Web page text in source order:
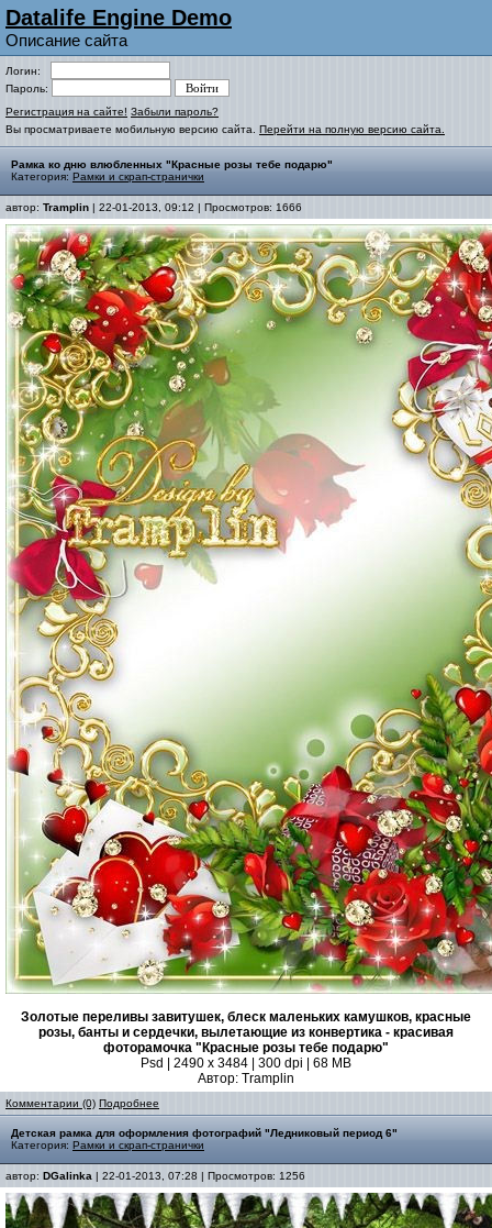
Datalife Engine Demo
Описание сайта
Логин:
Пароль:
Регистрация на сайте! Забыли пароль?
Вы просматриваете мобильную версию сайта. Перейти на полную версию сайта.
Рамка ко дню влюбленных "Красные розы тебе подарю"
Категория: Рамки и скрап-странички
автор: Tramplin | 22-01-2013, 09:12 | Просмотров: 1666
Золотые переливы завитушек, блеск маленьких камушков, красные
розы, банты и сердечки, вылетающие из конвертика - красивая
фоторамочка "Красные розы тебе подарю"
Psd | 2490 x 3484 | 300 dpi | 68 MB
Автор: Tramplin
Комментарии (0) Подробнее
Детская рамка для оформления фотографий "Ледниковый период 6"
Категория: Рамки и скрап-странички
автор: DGalinka | 22-01-2013, 07:28 | Просмотров: 1256